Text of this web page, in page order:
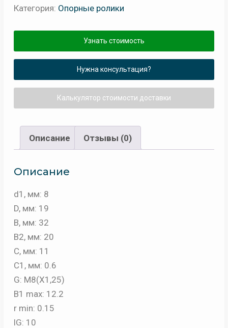
Категория: Опорные ролики
Узнать стоимость
Нужна консультация?
Калькулятор стоимости доставки
Описание Отзывы (0)
Описание
d1, мм: 8
D, мм: 19
B, мм: 32
B2, мм: 20
C, мм: 11
C1, мм: 0.6
G: M8(X1,25)
B1 max: 12.2
r min: 0.15
lG: 10